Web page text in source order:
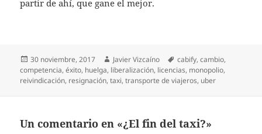
partir de ahí, que gane el mejor.
Publicado
el
30 noviembre, 2017 Autor
Javier Vizcaíno Etiquetas
cabify,cambio,
competencia,éxito, huelga, liberalización, licencias, monopolio,
reivindicación, resignación,taxi,transporte de viajeros, uber
Un comentario en «¿El fin del taxi?»